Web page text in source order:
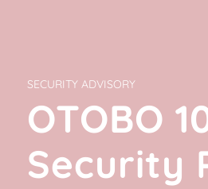
SECURITY ADVISORY
OTOBO
Security